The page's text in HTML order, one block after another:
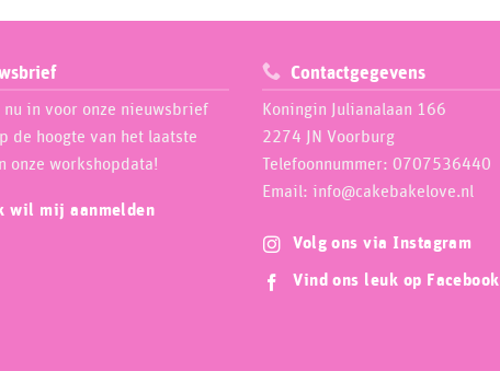
in voor onze nieuwsbrief
de hoogte van het laatste
onze workshopdata!
wil mij aanmelden
Contactgegevens
Koningin Julianalaan 166
2274 JN Voorburg
Telefoonnummer: 0707536440
Email: info@cakebakelove.nl
Volg ons via Instagram
Vind ons leuk op Facebook